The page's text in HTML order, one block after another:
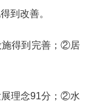
到改善。
施得到完善；②居
展理念91分；②水